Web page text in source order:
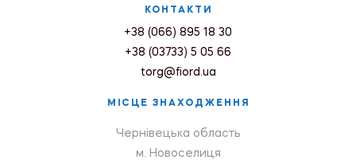
КОНТАКТИ
+38 (066) 895 18 30
+38 (03733) 5 05 66
torg@fiord.ua
МІСЦЕ ЗНАХОДЖЕННЯ
Чернівецька область
м. Новоселиця